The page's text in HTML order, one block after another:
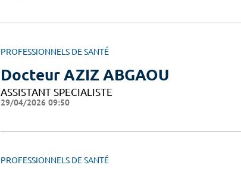
PROFESSIONNELS DE SANTÉ
Docteur AZIZ ABGAOU
ASSISTANT SPECIALISTE
29/04/2026 09:50
PROFESSIONNELS DE SANTÉ